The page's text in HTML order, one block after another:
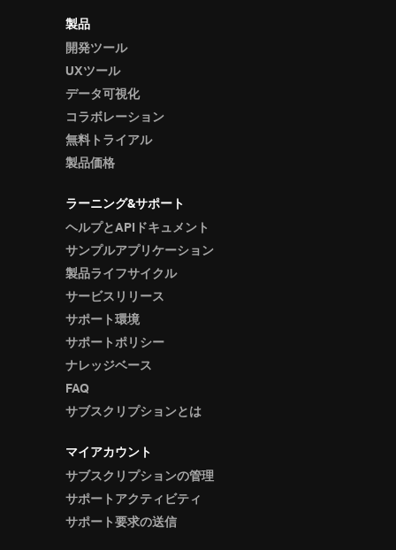
製品
開発ツール
UXツール
データ可視化
コラボレーション
無料トライアル
製品価格
ラーニング&サポート
ヘルプとAPIドキュメント
サンプルアプリケーション
製品ライフサイクル
サービスリリース
サポート環境
サポートポリシー
ナレッジベース
FAQ
サブスクリプションとは
マイアカウント
サブスクリプションの管理
サポートアクティビティ
サポート要求の送信